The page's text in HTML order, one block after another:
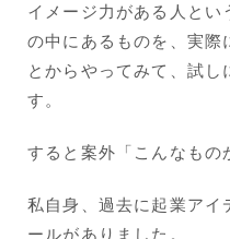
イメージ力がある人と
の中にあるものを、実際
とからやってみて、試
す。
すると案外「こんなも
私自身、過去に起業アイ
ールがありました。